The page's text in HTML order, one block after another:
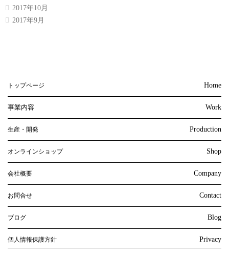
2017年10月
2017年9月
トップページ Home
事業内容 Work
生産・開発 Production
オンラインショップ Shop
会社概要 Company
お問合せ Contact
ブログ Blog
個人情報保護方針 Privacy